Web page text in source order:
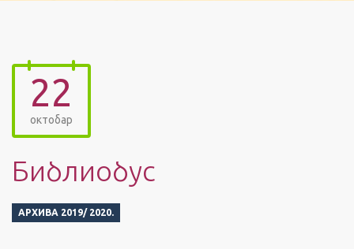
22
октобар
Библиобус
АРХИВА 2019/ 2020.